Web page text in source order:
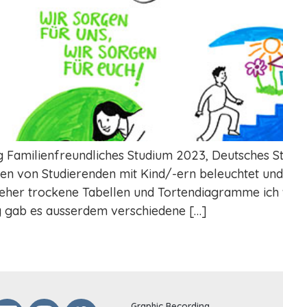
Studium 2023, Deutsches
von Studierenden mit Kind/-ern beleuchtet
trockene Tabellen und Tortendiagramme
es ausserdem verschiedene […]